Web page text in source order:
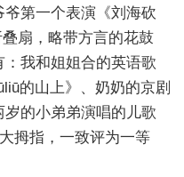
第一个表演《刘海砍
扇，略带方言的花鼓
我和姐姐合的英语歌
的山上》、奶奶的京剧
的小弟弟演唱的儿歌
拇指，一致评为一等